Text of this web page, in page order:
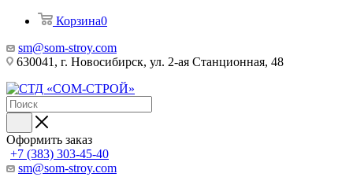
Корзина0
sm@som-stroy.com
630041, г. Новосибирск, ул. 2-ая Станционная, 48
Оформить заказ
+7 (383) 303-45-40
sm@som-stroy.com